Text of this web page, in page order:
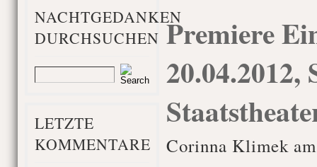
NACHTGEDANKEN
DURCHSUCHEN
LETZTE
KOMMENTARE
Premiere
20.04.2012,
Corinna Klimek